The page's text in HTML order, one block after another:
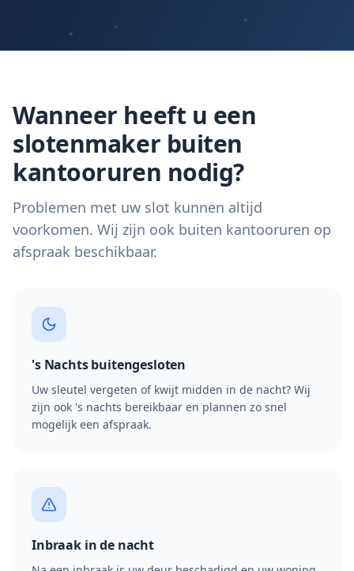
Wanneer heeft u een
slotenmaker buiten
kantooruren nodig?
Problemen met uw slot kunnen altijd
voorkomen. Wij zijn ook buiten kantooruren op
afspraak beschikbaar.
's Nachts buitengesloten
Uw sleutel vergeten of kwijt midden in de nacht? Wij
zijn ook 's nachts bereikbaar en plannen zo snel
mogelijk een afspraak.
Inbraak in de nacht